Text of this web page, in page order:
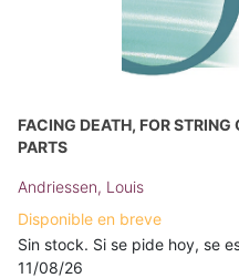
FACING DEATH, FOR
PARTS
Andriessen, Louis
Disponible en breve
Sin stock. Si se pide hoy, se
11/08/26